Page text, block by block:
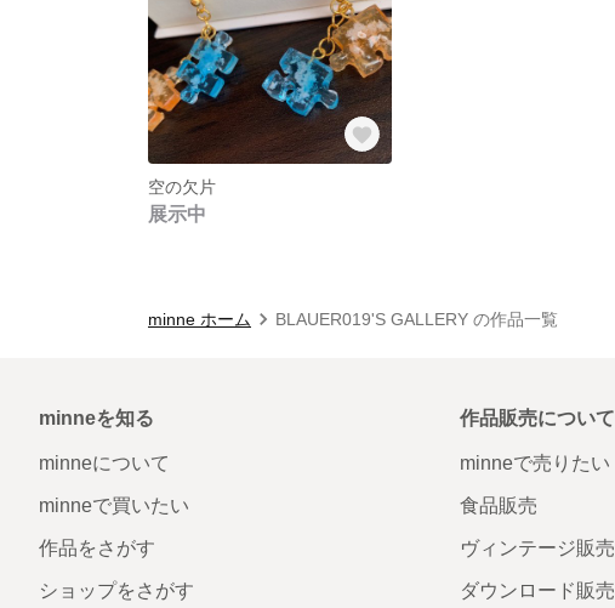
空の欠片
展示中
minne ホーム BLAUER019'S GALLERY の作品一覧
minneを知る
minneについて
minneで買いたい
作品をさがす
ショップをさがす
作品販売について
minneで売りたい
食品販売
ヴィンテージ販売
ダウンロード販売